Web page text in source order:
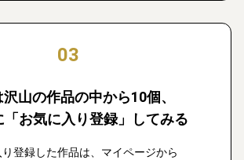
03
沢山の作品の中から10個、
「お気に入り登録」してみる
登録した作品は、マイページから